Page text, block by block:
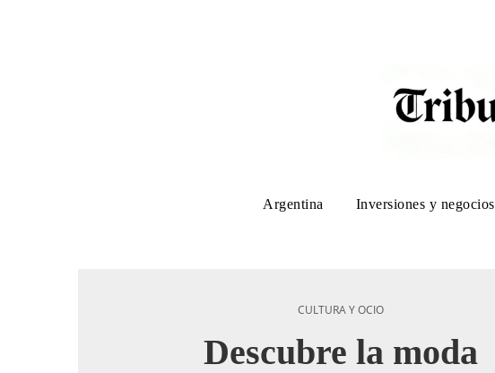
Argentina Inversiones y negocios
CULTURA Y OCIO
Descubre la moda